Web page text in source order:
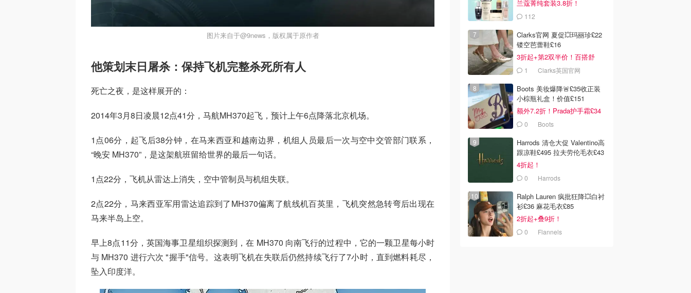
图片来自于@9news，版权属于原作者
他策划末日屠杀：保持飞机完整杀死所有人
死亡之夜，是这样展开的：
2014年3月8日凌晨12点41分，马航MH370起飞，预计上午6点降落北京机场。
1点06分，起飞后38分钟，在马来西亚和越南边界，机组人员最后一次与空中交管部门联系，
“晚安 MH370”，是这架航班留给世界的最后一句话。
1点22分，飞机从雷达上消失，空中管制员与机组失联。
2点22分，马来西亚军用雷达追踪到了MH370偏离了航线机百英里，飞机突然急转弯后出现在
马来半岛上空。
早上8点11分，英国海事卫星组织探测到，在 MH370 向南飞行的过程中，它的一颗卫星每小时
与 MH370 进行六次 "握手"信号。这表明飞机在失联后仍然持续飞行了7小时，直到燃料耗尽，
坠入印度洋。
兰蔻菁纯套装3.8折！
112
Clarks官网 夏促💥玛丽珍£22
镂空芭蕾鞋£16
3折起+第2双半价！百搭舒
服！1 Clarks英国官网
Boots 美妆爆降🚨£35收正装
小棕瓶礼盒！价值£151
额外7.2折！Prada护手霜£34
0 Boots
Harrods 清仓大促 Valentino高
跟凉鞋£495 拉夫劳伦毛衣£43
4折起！
0 Harrods
Ralph Lauren 疯批狂降💥白衬
衫£36 麻花毛衣£85
2折起+叠9折！
0 Flannels